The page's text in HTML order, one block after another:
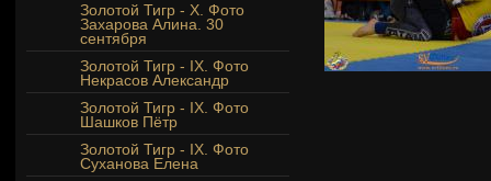
Золотой Тигр - X. Фото
Захарова Алина. 30
сентября
Золотой Тигр - IX. Фото
Некрасов Александр
Золотой Тигр - IX. Фото
Шашков Пётр
Золотой Тигр - IX. Фото
Суханова Елена